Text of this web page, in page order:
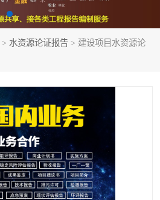
> 水资源论证报告 > 建设项目水资源论
工程项目验收报告